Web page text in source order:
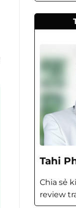
Tahi
Chia sẻ
review